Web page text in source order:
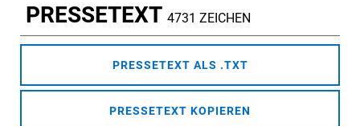
PRESSETEXT 4731 ZEICHEN
PRESSETEXT ALS .TXT
PRESSETEXT KOPIEREN